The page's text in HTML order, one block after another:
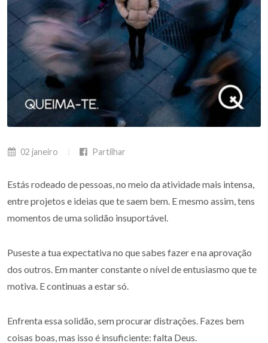
02 janeiro Partilhar
Estás rodeado de pessoas, no meio da atividade mais intensa,
entre projetos e ideias que te saem bem. E mesmo assim, tens
momentos de uma solidão insuportável.
Puseste a tua expectativa no que sabes fazer e na aprovação
dos outros. Em manter constante o nível de entusiasmo que te
motiva. E continuas a estar só.
Enfrenta essa solidão, sem procurar distrações. Fazes bem
coisas boas, mas isso é insuficiente: falta Deus.